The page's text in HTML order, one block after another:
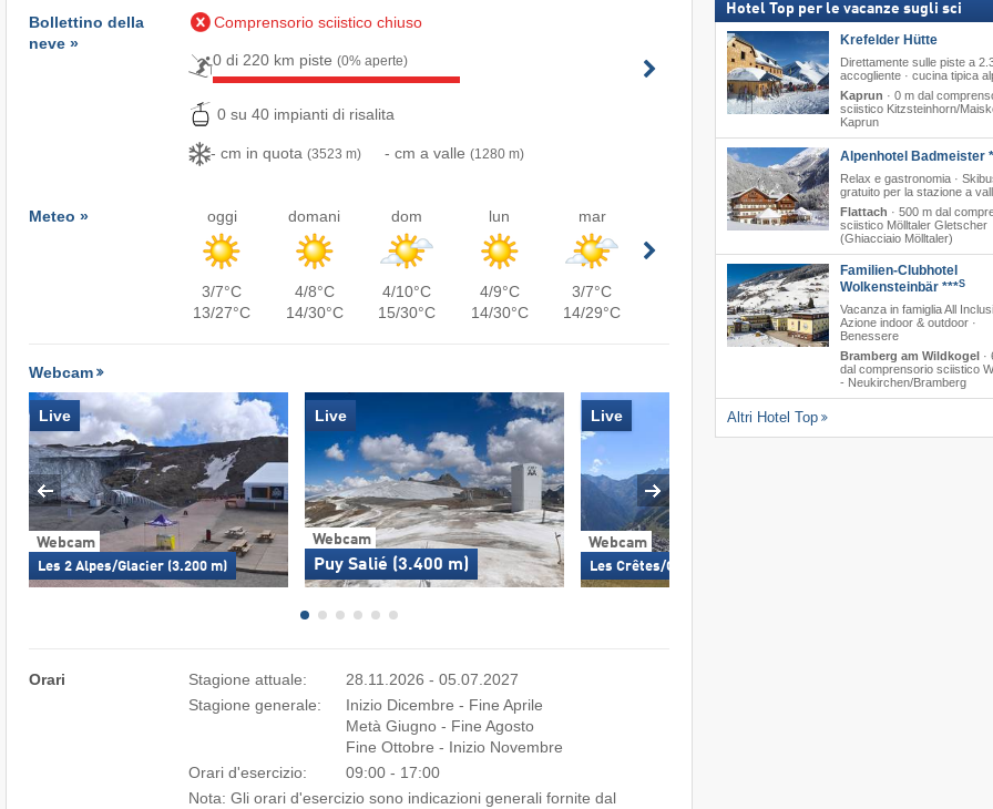
Bollettino della
neve »
Comprensorio sciistico chiuso
0 di 220 km piste(0% aperte)
0 su 40 impianti di risalita
- cm in quota(3523 m) - cm a valle(1280 m)
Meteo » oggi
3/7°C
13/27°C
domani
4/8°C
14/30°C
dom
4/10°C
15/30°C
lun
4/9°C
14/30°C
mar
3/7°C
14/29°C
Webcam
Webcam
Les 2 Alpes/Glacier (3.200 m)
Live
Webcam
Puy Salié (3.400 m)
Live
Webcam
Les Crêtes/Grande Aiguille
Live
Orari Stagione attuale:
28.11.2026 - 05.07.2027
Stagione generale:
Inizio Dicembre - Fine Aprile
Metà Giugno - Fine Agosto
Fine Ottobre - Inizio Novembre
Orari d'esercizio:
09:00 - 17:00
Nota: Gli orari d'esercizio sono indicazioni generali fornite dal
Hotel Top per le vacanze sugli sci
Krefelder Hütte
Direttamente sulle piste a
accogliente · cucina tipica
Kaprun · 0 m dal
sciistico Kitzsteinhorn/​
Kaprun
Alpenhotel Badmeister
Relax e gastronomia ·
gratuito per la stazione a
Flattach · 500 m dal
sciistico Mölltaler Gletscher
(Ghiacciaio Mölltaler)
Familien-Clubhotel
Wolkensteinbär ***S
Vacanza in famiglia All
Azione indoor & outdoor ·
Benessere
Bramberg am Wildkogel ·
dal comprensorio sciistico
- Neukirchen/​Bramberg
Altri Hotel Top